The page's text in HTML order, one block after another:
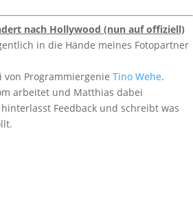
nach Hollywood (nun auf offiziell)
in die Hände meines Fotopartner
Programmiergenie Tino Wehe.
arbeitet und Matthias dabei
Feedback und schreibt was